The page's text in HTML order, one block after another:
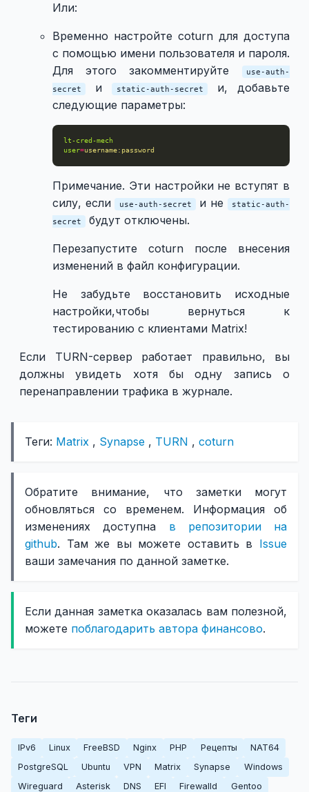
Или:
Временно настройте coturn для доступа
с помощью имени пользователя и пароля.
Для этого закомментируйте
use-auth-
secret
и static-auth-secret
и, добавьте
следующие параметры:
lt-cred-mech
user=username:password
Примечание. Эти настройки не вступят в
силу, если use-auth-secret и не
static-auth-
secret
будут отключены.
Перезапустите coturn после внесения
изменений в файл конфигурации.
Не забудьте восстановить исходные
настройки,чтобы вернуться к
тестированию с клиентами Matrix!
Если TURN-сервер работает правильно, вы
должны увидеть хотя бы одну запись о
перенаправлении трафика в журнале.
Теги: Matrix , Synapse , TURN , coturn
Обратите внимание, что заметки могут
обновляться со временем. Информация об
изменениях доступна в репозитории на
github. Там же вы можете оставить в Issue
ваши замечания по данной заметке.
Если данная заметка оказалась вам полезной,
можете поблагодарить автора финансово.
Теги
IPv6 Linux FreeBSD Nginx PHP Рецепты
NAT64
PostgreSQL
Ubuntu VPN Matrix Synapse
Windows
Wireguard
Asterisk DNS EFI Firewalld Gentoo